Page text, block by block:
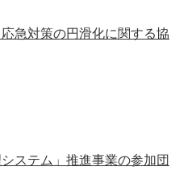
急対策の円滑化に関する協
ステム」推進事業の参加団